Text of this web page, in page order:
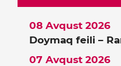
Doymaq feili –
08 Avqust 2026
07 Avqust 2026